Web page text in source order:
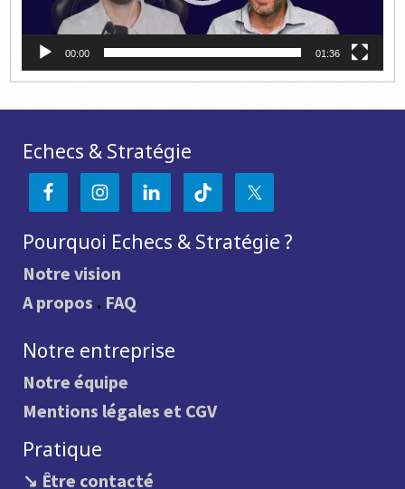
00:00 01:36
Echecs & Stratégie
Pourquoi Echecs & Stratégie ?
Notre vision
A propos . FAQ
Notre entreprise
Notre équipe
Mentions légales et CGV
Pratique
↘ Être contacté